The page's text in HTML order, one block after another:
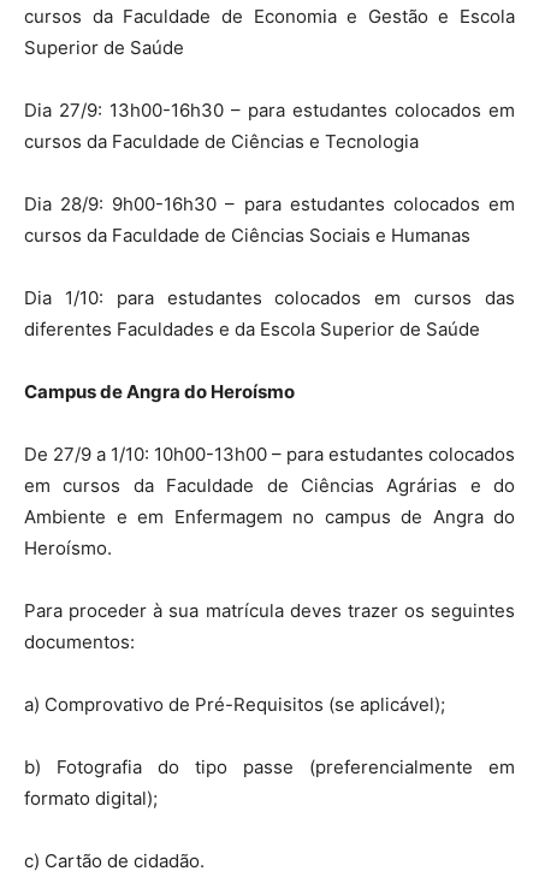
cursos da Faculdade de Economia e Gestão e Escola
Superior de Saúde
Dia 27/9: 13h00-16h30 – para estudantes colocados em
cursos da Faculdade de Ciências e Tecnologia
Dia 28/9: 9h00-16h30 – para estudantes colocados em
cursos da Faculdade de Ciências Sociais e Humanas
Dia 1/10: para estudantes colocados em cursos das
diferentes Faculdades e da Escola Superior de Saúde
Campus de Angra do Heroísmo
De 27/9 a 1/10: 10h00-13h00 – para estudantes colocados
em cursos da Faculdade de Ciências Agrárias e do
Ambiente e em Enfermagem no campus de Angra do
Heroísmo.
Para proceder à sua matrícula deves trazer os seguintes
documentos:
a) Comprovativo de Pré-Requisitos (se aplicável);
b) Fotografia do tipo passe (preferencialmente em
formato digital);
c) Cartão de cidadão.